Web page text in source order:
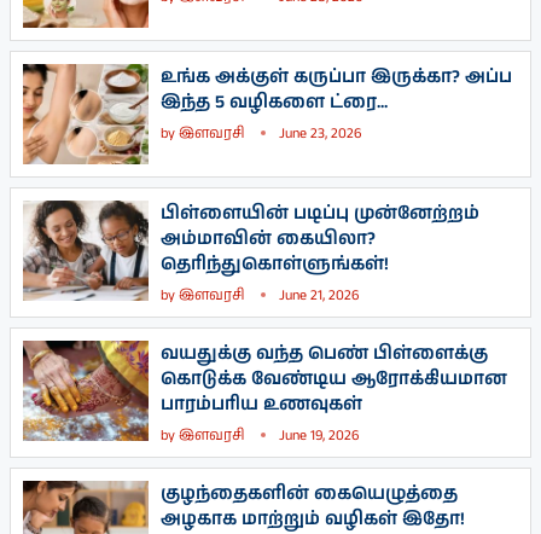
உங்க அக்குள் கருப்பா இருக்கா? அப்ப
இந்த 5 வழிகளை ட்ரை...
byஇளவரசி June 23, 2026
பிள்ளையின் படிப்பு முன்னேற்றம்
அம்மாவின் கையிலா?
தெரிந்துகொள்ளுங்கள்!
byஇளவரசி June 21, 2026
வயதுக்கு வந்த பெண் பிள்ளைக்கு
கொடுக்க வேண்டிய ஆரோக்கியமான
பாரம்பரிய உணவுகள்
byஇளவரசி June 19, 2026
குழந்தைகளின் கையெழுத்தை
அழகாக மாற்றும் வழிகள் இதோ!